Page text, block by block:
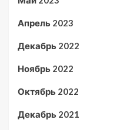
Апрель 2023
Декабрь 2022
Ноябрь 2022
Октябрь 2022
Декабрь 2021